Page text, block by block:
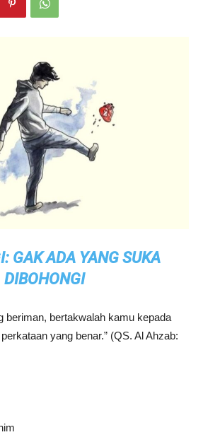
GAK ADA YANG SUKA
DIBOHONGI
beriman, bertakwalah kamu kepada
yang benar.” (QS. Al Ahzab: